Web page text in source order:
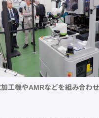
工機やAMRなどを組み合わ